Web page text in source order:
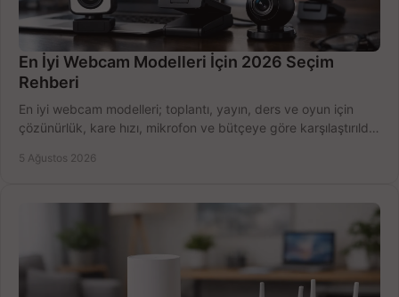
En İyi Webcam Modelleri İçin 2026 Seçim
Rehberi
En iyi webcam modelleri; toplantı, yayın, ders ve oyun için
çözünürlük, kare hızı, mikrofon ve bütçeye göre karşılaştırıldı.
5 Ağustos 2026